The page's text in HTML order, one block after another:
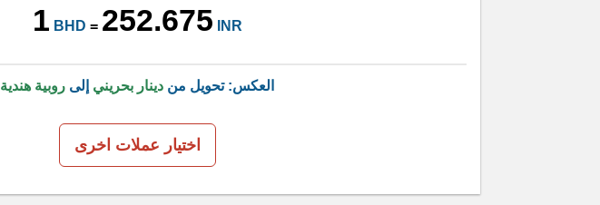
1 BHD = 252.675 INR
العكس: تحويل من دينار بحريني إلى روبية هندية
اختيار عملات اخرى